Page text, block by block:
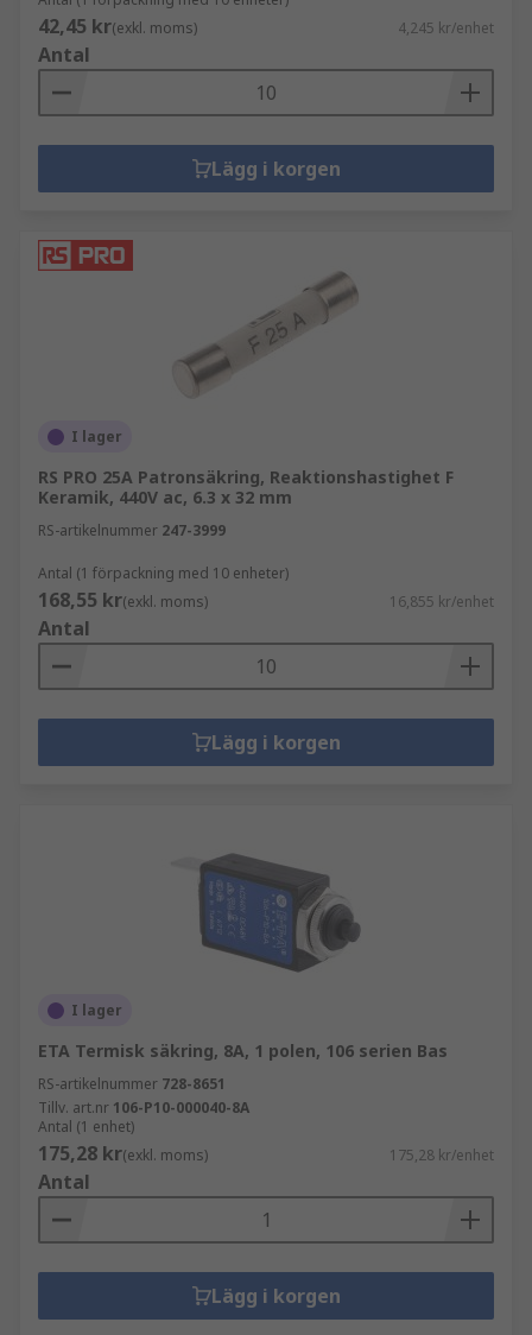
42,45 kr(exkl. moms) 4,245 kr/enhet
Antal
Lägg i korgen
I lager
RS PRO 25A Patronsäkring, Reaktionshastighet F
Keramik, 440V ac, 6.3 x 32 mm
RS-artikelnummer 247-3999
Antal (1 förpackning med 10 enheter)
168,55 kr(exkl. moms) 16,855 kr/enhet
Antal
Lägg i korgen
I lager
ETA Termisk säkring, 8A, 1 polen, 106 serien Bas
RS-artikelnummer 728-8651
Tillv. art.nr 106-P10-000040-8A
Antal (1 enhet)
175,28 kr(exkl. moms) 175,28 kr/enhet
Antal
Lägg i korgen